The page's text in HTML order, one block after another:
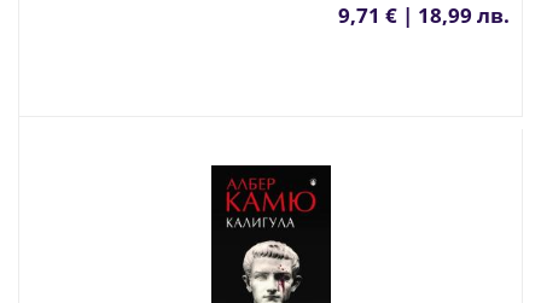
9,71 € | 18,99 лв.